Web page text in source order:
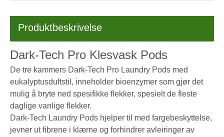
Produktbeskrivelse
Dark-Tech Pro Klesvask Pods
De tre kammers Dark-Tech Pro Laundry Pods med
eukalyptusduftstil, inneholder bioenzymer som gjør det
mulig å bryte ned spesifikke flekker, spesielt de fleste
daglige vanlige flekker.
Dark-Tech Laundry Pods hjelper til med fargebeskyttelse,
jevner ut fibrene i klærne og forhindrer avleiringer av